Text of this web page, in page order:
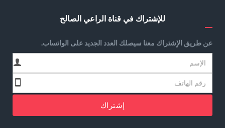
للإشتراك في قناة الراعي الصالح
عن طريق الإشتراك معنا سيصلك العدد الجديد على الواتساب.
إشتراك